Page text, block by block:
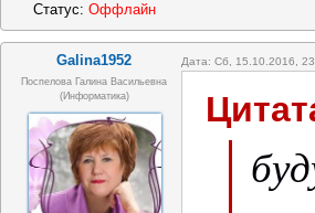
Статус: Оффлайн
Galina1952 Дата: Сб, 15.10.2016,
Поспелова Галина Васильевна
(информатика)